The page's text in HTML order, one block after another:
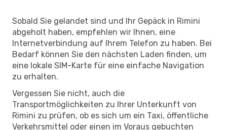
Sobald Sie gelandet sind und Ihr Gepäck in Rimini
abgeholt haben, empfehlen wir Ihnen, eine
Internetverbindung auf Ihrem Telefon zu haben. Bei
Bedarf können Sie den nächsten Laden finden, um
eine lokale SIM-Karte für eine einfache Navigation
zu erhalten.
Vergessen Sie nicht, auch die
Transportmöglichkeiten zu Ihrer Unterkunft von
Rimini zu prüfen, ob es sich um ein Taxi, öffentliche
Verkehrsmittel oder einen im Voraus gebuchten